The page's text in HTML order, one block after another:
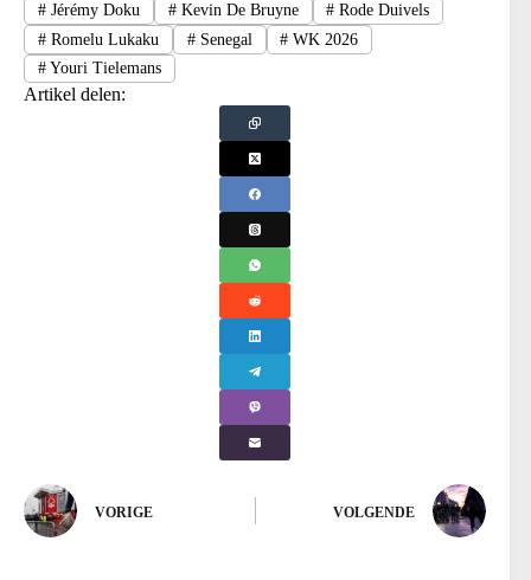
#Jérémy Doku #Kevin De Bruyne # Rode Duivels
#Romelu Lukaku #Senegal # WK 2026
#Youri Tielemans
Artikel delen:
VORIGE VOLGENDE